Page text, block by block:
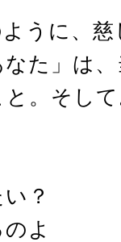
うに、
た」は
。そし
？
よ